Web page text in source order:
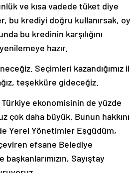
ve kısa vadede tüket diye
bu krediyi doğru kullanırsak, oy
bu kredinin karşılığını
hazır.
Seçimleri kazandığımız il
teşekküre gideceğiz.
ekonomisinin de yüzde
çok daha büyük. Bunun hakkını
Yerel Yönetimler Eşgüdüm,
efsane Belediye
Sayıştay